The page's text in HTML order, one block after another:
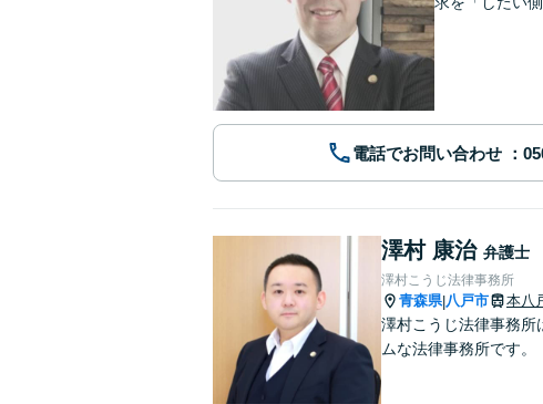
電話でお問い合わせ
澤村 康治 弁護士
澤村こうじ法律事務所
青森県|八戸市 本八
澤村こうじ法律事務所
ムな法律事務所です。